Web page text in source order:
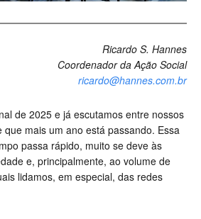
Ricardo S. Hannes
Coordenador da Ação Social
ricardo@hannes.com.br
de 2025 e já escutamos entre nossos
mais um ano está passando. Essa
passa rápido, muito se deve às
e, principalmente, ao volume de
lidamos, em especial, das redes